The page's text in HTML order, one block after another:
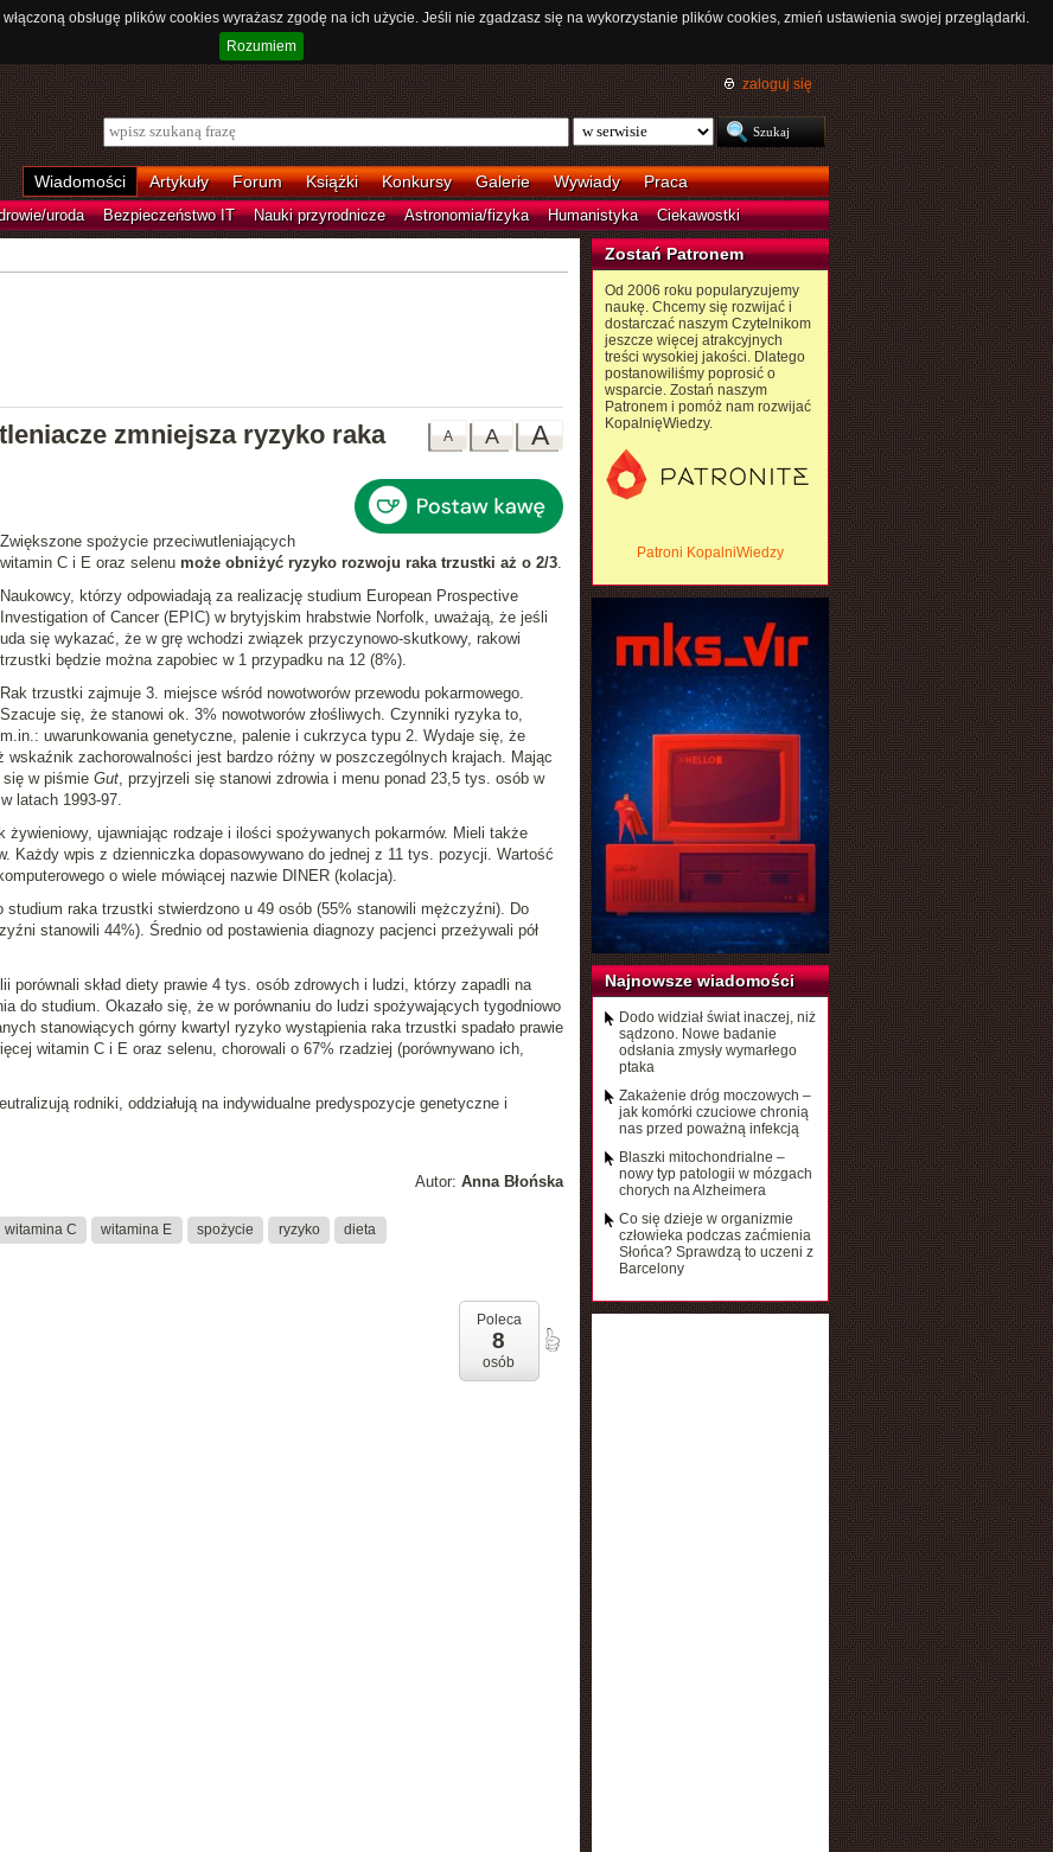
obsługę plików cookies wyrażasz zgodę na ich użycie. Jeśli nie zgadzasz się na wykorzystanie plików cookies, zmień ustawienia swojej przeglądarki.
Rozumiem
zaloguj się
Wiadomości Artykuły Forum Książki Konkursy Galerie Wywiady Praca
uroda Bezpieczeństwo IT Nauki przyrodnicze Astronomia/fizyka Humanistyka Ciekawostki
A
A
A
zmniejsza ryzyko raka
Zwiększone spożycie przeciwutleniających
witamin C i E oraz selenu może obniżyć ryzyko rozwoju raka trzustki aż o 2/3.
Naukowcy, którzy odpowiadają za realizację studium European Prospective
Investigation of Cancer (EPIC) w brytyjskim hrabstwie Norfolk, uważają, że jeśli
uda się wykazać, że w grę wchodzi związek przyczynowo-skutkowy, rakowi
trzustki będzie można zapobiec w 1 przypadku na 12 (8%).
Rak trzustki zajmuje 3. miejsce wśród nowotworów przewodu pokarmowego.
Szacuje się, że stanowi ok. 3% nowotworów złośliwych. Czynniki ryzyka to,
m.in.: uwarunkowania genetyczne, palenie i cukrzyca typu 2. Wydaje się, że
wskaźnik zachorowalności jest bardzo różny w poszczególnych krajach. Mając
się w piśmie Gut, przyjrzeli się stanowi zdrowia i menu ponad 23,5 tys. osób w
latach 1993-97.
żywieniowy, ujawniając rodzaje i ilości spożywanych pokarmów. Mieli także
Każdy wpis z dzienniczka dopasowywano do jednej z 11 tys. pozycji. Wartość
o wiele mówiącej nazwie DINER (kolacja).
studium raka trzustki stwierdzono u 49 osób (55% stanowili mężczyźni). Do
stanowili 44%). Średnio od postawienia diagnozy pacjenci przeżywali pół
porównali skład diety prawie 4 tys. osób zdrowych i ludzi, którzy zapadli na
do studium. Okazało się, że w porównaniu do ludzi spożywających tygodniowo
stanowiących górny kwartyl ryzyko wystąpienia raka trzustki spadało prawie
witamin C i E oraz selenu, chorowali o 67% rzadziej (porównywano ich,
rodniki, oddziałują na indywidualne predyspozycje genetyczne i
Autor: Anna Błońska
witamina C witamina E spożycie ryzyko dieta
Poleca
8
osób
Zostań Patronem
Od 2006 roku popularyzujemy
naukę. Chcemy się rozwijać i
dostarczać naszym Czytelnikom
jeszcze więcej atrakcyjnych
treści wysokiej jakości. Dlatego
postanowiliśmy poprosić o
wsparcie. Zostań naszym
Patronem i pomóż nam rozwijać
KopalnięWiedzy.
Patroni KopalniWiedzy
Najnowsze wiadomości
Dodo widział świat inaczej, niż
sądzono. Nowe badanie
odsłania zmysły wymarłego
ptaka
Zakażenie dróg moczowych –
jak komórki czuciowe chronią
nas przed poważną infekcją
Blaszki mitochondrialne –
nowy typ patologii w mózgach
chorych na Alzheimera
Co się dzieje w organizmie
człowieka podczas zaćmienia
Słońca? Sprawdzą to uczeni z
Barcelony